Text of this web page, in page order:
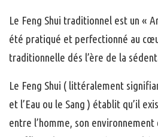
Le Feng Shui traditionnel est un «
été pratiqué et perfectionné au
traditionnelle dés l’ère de la
Le Feng Shui ( littéralement
et l’Eau ou le Sang ) établit qu’il
entre l’homme, son